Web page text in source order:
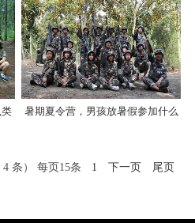
暑期夏令营，男孩放暑假参加什么
条） 每页15条 1 下一页 尾页